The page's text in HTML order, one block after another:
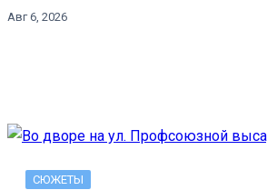
Авг 6, 2026
СЮЖЕТЫ